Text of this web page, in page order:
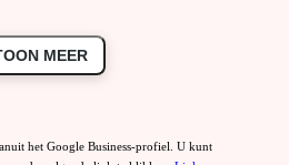
MEER
het Google Business-profiel. U kunt